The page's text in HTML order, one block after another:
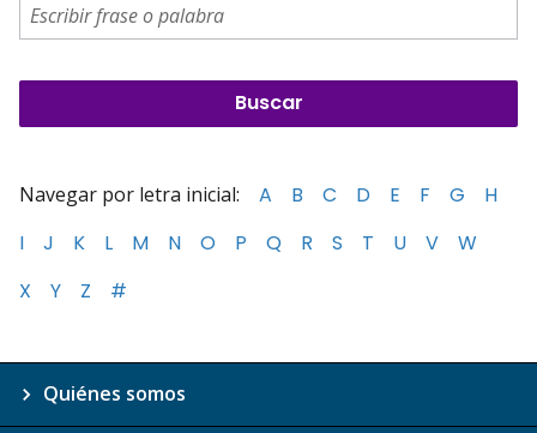
Navegar por letra inicial: A B C D E F G
H
I
J K L M N O P Q R S T U V
W
X
Y Z #
Quiénes somos